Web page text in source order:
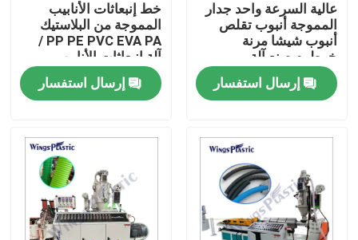
بيت
منتجات
جولة في المعمل
رقابة جودة
عالية السرعة واحد جدار
المموجة أنبوب تقلص
أنبوب شيشا مرنة
خرطوم صنع آلة
إرسال استفسار
خط إنبعاثات الأنابيب
المموجة من البلاستيك
PP PE PVC EVA PA /
آلة إنبعاثات الأنابيب
المموجة من البلاستيك
إرسال استفسار